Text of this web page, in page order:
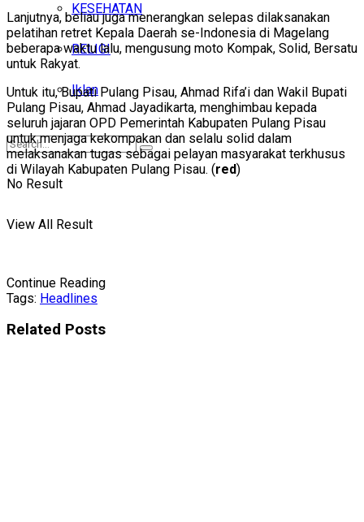
KESEHATAN
RELIGI
Iklan
No Result
View All Result
Lanjutnya, beliau juga menerangkan selepas dilaksanakan
pelatihan retret Kepala Daerah se-Indonesia di Magelang
beberapa waktu lalu, mengusung moto Kompak, Solid, Bersatu
untuk Rakyat.
Untuk itu, Bupati Pulang Pisau, Ahmad Rifa’i dan Wakil Bupati
Pulang Pisau, Ahmad Jayadikarta, menghimbau kepada
seluruh jajaran OPD Pemerintah Kabupaten Pulang Pisau
untuk menjaga kekompakan dan selalu solid dalam
melaksanakan tugas sebagai pelayan masyarakat terkhusus
di Wilayah Kabupaten Pulang Pisau. (red)
Continue Reading
Tags: Headlines
Related Posts